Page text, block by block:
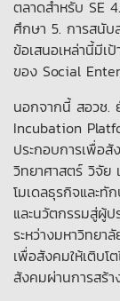
ตลาดสำหรับ SE
ศึกษา 5. การสนับ
ข้อเสนอเหล่านี้มีเ
ของ Social
นอกจากนี้ สอวช
Incubation
ประกอบการเพื่อ
วิทยาศาสตร์ วิจัย
โมเดลธุรกิจและทั
และนวัตกรรมสู่ผู้ป
ระหว่างมหาวิทย
เพื่อสังคมให้เติบ
สังคมผ่านการสร้